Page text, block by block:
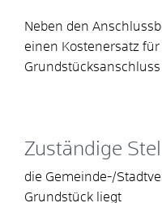
Neben den
einen Kostenersatz
Zuständige
die Gemeinde-/
Grundstück liegt